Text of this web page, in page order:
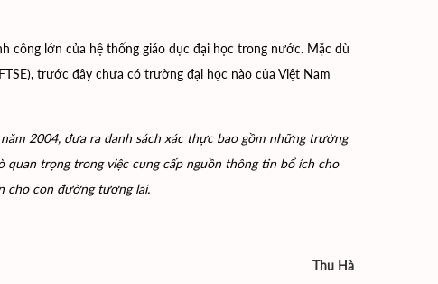
công lớn của hệ thống giáo dục đại học trong nước. Mặc dù
trước đây chưa có trường đại học nào của Việt Nam
2004, đưa ra danh sách xác thực bao gồm những trường
quan trọng trong việc cung cấp nguồn thông tin bổ ích cho
cho con đường tương lai.
Thu Hà